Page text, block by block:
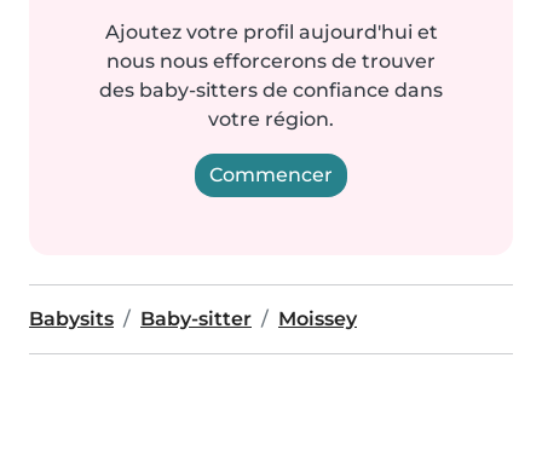
Ajoutez votre profil aujourd'hui et
nous nous efforcerons de trouver
des baby-sitters de confiance dans
votre région.
Commencer
Babysits Baby-sitter Moissey